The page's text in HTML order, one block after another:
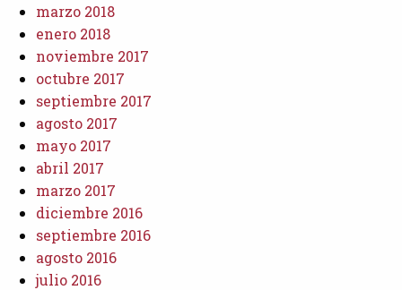
marzo 2018
enero 2018
noviembre 2017
octubre 2017
septiembre 2017
agosto 2017
mayo 2017
abril 2017
marzo 2017
diciembre 2016
septiembre 2016
agosto 2016
julio 2016